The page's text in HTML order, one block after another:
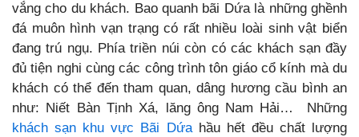
vắng cho du khách. Bao quanh bãi Dứa là những ghềnh
đá muôn hình vạn trạng có rất nhiều loài sinh vật biển
đang trú ngụ. Phía triền núi còn có các khách sạn đầy
đủ tiện nghi cùng các công trình tôn giáo cổ kính mà du
khách có thể đến tham quan, dâng hương cầu bình an
như: Niết Bàn Tịnh Xá, lăng ông Nam Hải… Những
khách sạn khu vực Bãi Dứahầu hết đều chất lượng